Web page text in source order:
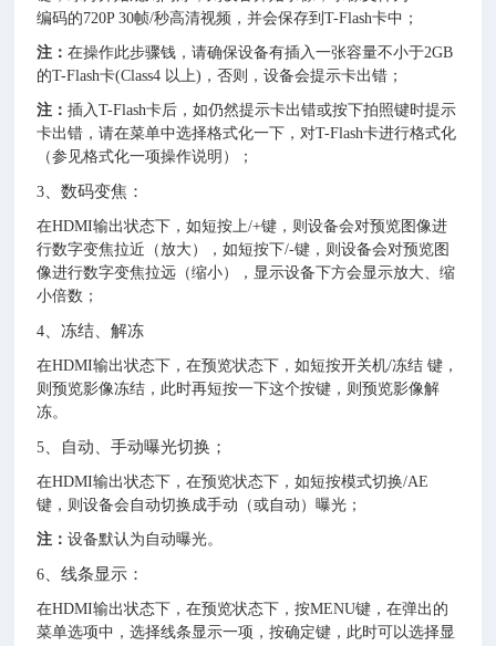
编码的720P 30帧/秒高清视频，并会保存到T-Flash卡中；
注：在操作此步骤钱，请确保设备有插入一张容量不小于2GB
的T-Flash卡(Class4 以上)，否则，设备会提示卡出错；
注：插入T-Flash卡后，如仍然提示卡出错或按下拍照键时提示
卡出错，请在菜单中选择格式化一下，对T-Flash卡进行格式化
（参见格式化一项操作说明）；
3 、数码变焦：
在HDMI输出状态下，如短按上/+键，则设备会对预览图像进
行数字变焦拉近（放大），如短按下/-键，则设备会对预览图
像进行数字变焦拉远（缩小），显示设备下方会显示放大、缩
小倍数；
4 、冻结、解冻
在HDMI输出状态下，在预览状态下，如短按开关机/冻结 键，
则预览影像冻结，此时再短按一下这个按键，则预览影像解
冻。
5 、自动、手动曝光切换；
在HDMI输出状态下，在预览状态下，如短按模式切换/AE
键，则设备会自动切换成手动（或自动）曝光；
注：设备默认为自动曝光。
6 、线条显示：
在HDMI输出状态下，在预览状态下，按MENU键，在弹出的
菜单选项中，选择线条显示一项，按确定键，此时可以选择显